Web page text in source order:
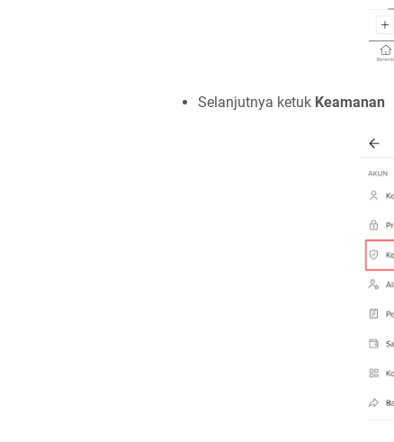
Selanjutnya ketuk Keamanan